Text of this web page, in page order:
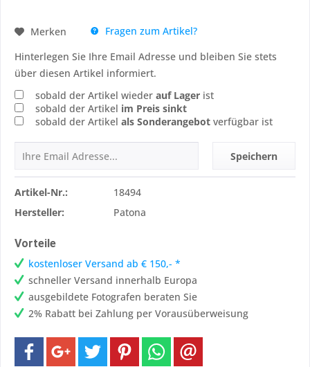
Merken
Fragen zum Artikel?
Hinterlegen Sie Ihre Email Adresse und bleiben Sie stets
über diesen Artikel informiert.
sobald der Artikel wieder auf Lager ist
sobald der Artikel im Preis sinkt
sobald der Artikel als Sonderangebot verfügbar ist
Speichern
Artikel-Nr.:
18494
Hersteller:
Patona
Vorteile
kostenloser Versand ab € 150,- *
schneller Versand innerhalb Europa
ausgebildete Fotografen beraten Sie
2% Rabatt bei Zahlung per Vorausüberweisung